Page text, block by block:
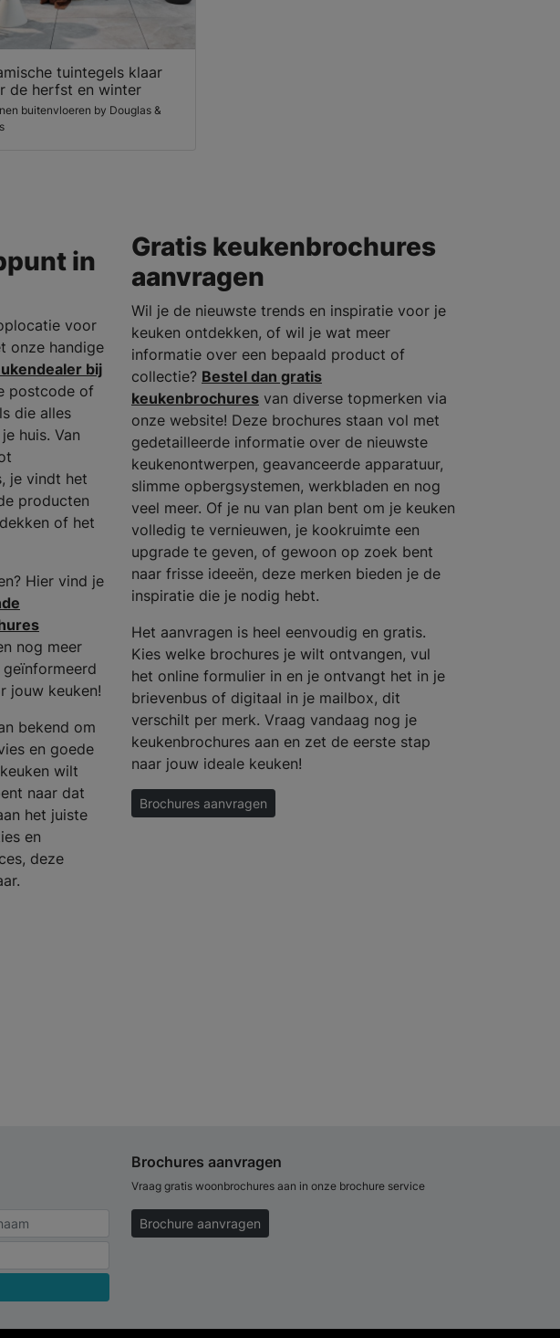
tuintegels klaar
de herfst en winter
buitenvloeren by Douglas &
in
voor
onze handige
bij
postcode of
die alles
huis. Van
je vindt het
producten
of het
Hier vind je
nog meer
jouw keuken!
bekend om
en goede
wilt
naar dat
het juiste
en
deze
Gratis keukenbrochures
aanvragen
Wil je de nieuwste trends en inspiratie voor je
keuken ontdekken, of wil je wat meer
informatie over een bepaald product of
collectie? Bestel dan gratis
keukenbrochuresvan diverse topmerken via
onze website! Deze brochures staan vol met
gedetailleerde informatie over de nieuwste
keukenontwerpen, geavanceerde apparatuur,
slimme opbergsystemen, werkbladen en nog
veel meer. Of je nu van plan bent om je keuken
volledig te vernieuwen, je kookruimte een
upgrade te geven, of gewoon op zoek bent
naar frisse ideeën, deze merken bieden je de
inspiratie die je nodig hebt.
Het aanvragen is heel eenvoudig en gratis.
Kies welke brochures je wilt ontvangen, vul
het online formulier in en je ontvangt het in je
brievenbus of digitaal in je mailbox, dit
verschilt per merk. Vraag vandaag nog je
keukenbrochures aan en zet de eerste stap
naar jouw ideale keuken!
Brochures aanvragen
Brochures aanvragen
Vraag gratis woonbrochures aan in onze brochure service
Brochure aanvragen